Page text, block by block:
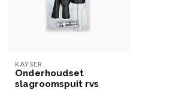
KAYSER
Onderhoudset
slagroomspuit rvs